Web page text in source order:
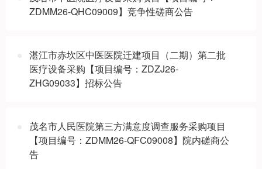
ZDMM26-QHC09009】竞争性磋商公告
湛江市赤坎区中医医院迁建项目（二期）第二批
医疗设备采购【项目编号：ZDZJ26-
ZHG09033】招标公告
茂名市人民医院第三方满意度调查服务采购项目
【项目编号：ZDMM26-QFC09008】院内磋商公
告